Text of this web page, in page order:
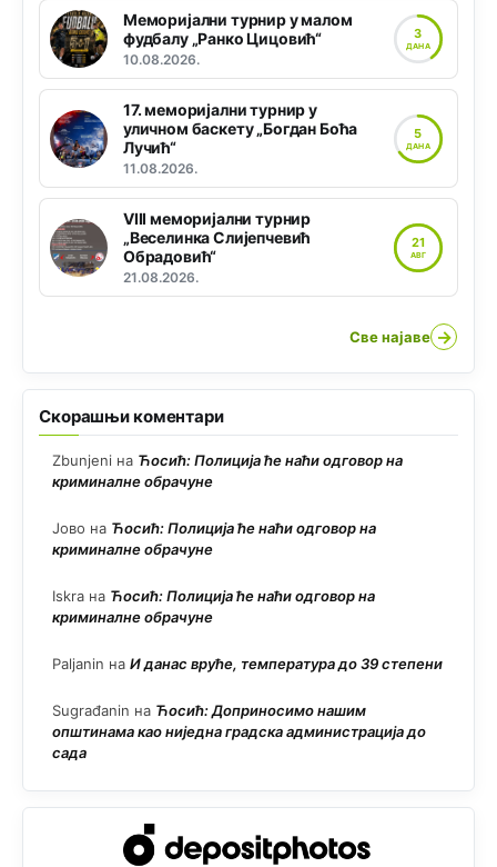
Меморијални турнир у малом
фудбалу „Ранко Цицовић“
10.08.2026.
3
ДАНА
17. меморијални турнир у
уличном баскету „Богдан Боћа
Лучић“
11.08.2026.
5
ДАНА
VIII меморијални турнир
„Веселинка Слијепчевић
Обрадовић“
21.08.2026.
21
АВГ
Све најаве →
Скорашњи коментари
Zbunjeni на Ћосић: Полиција ће наћи одговор на
криминалне обрачуне
Јово на Ћосић: Полиција ће наћи одговор на
криминалне обрачуне
Iskra на Ћосић: Полиција ће наћи одговор на
криминалне обрачуне
Paljanin на И данас вруће, температура до 39 степени
Sugrađanin на Ћосић: Доприносимо нашим
општинама као ниједна градска администрација до
сада